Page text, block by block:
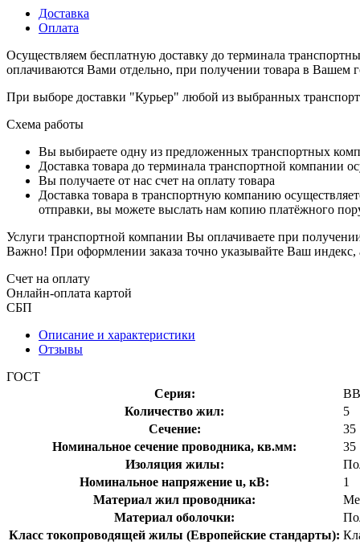
Доставка
Оплата
Осуществляем бесплатную доставку до терминала
оплачиваются Вами отдельно, при получении товара в Вашем
При выборе доставки "Курьер" любой из выбранных
Схема работы
Вы выбираете одну из предложенных транспортных
Доставка товара до терминала транспортной компании
Вы получаете от нас счет на оплату товара
Доставка товара в транспортную компанию
отправки, вы можете выслать нам копию платёжного
Услуги транспортной компании Вы оплачиваете при
Важно! При оформлении заказа точно указывайте Ваш индекс,
Счет на оплату
Онлайн-оплата картой
СБП
Описание и характеристики
Отзывы
ГОСТ
Серия:
Количество жил:
5
Сечение:
35
Номинальное сечение проводника, кв.мм:
35
Изоляция жилы:
Номинальное напряжение u, кВ:
1
Материал жил проводника:
Материал оболочки:
Класс токопроводящей жилы (Европейские стандарты):